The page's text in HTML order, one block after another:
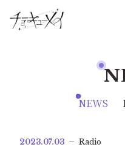
NEWS
2023.07.03 Radio